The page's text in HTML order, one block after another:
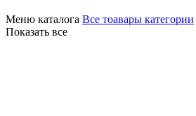
Меню каталога Все тоавары категории
Показать все